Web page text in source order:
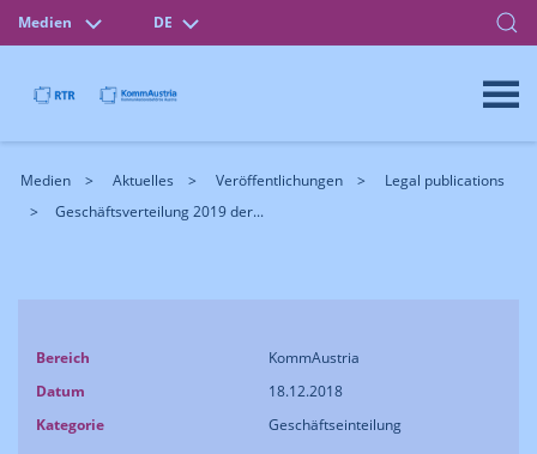
Medien DE
Medien Aktuelles Veröffentlichungen
Legal publications
Geschäftsverteilung 2019 der...
Bereich
KommAustria
Datum
18.12.2018
Kategorie
Geschäftseinteilung